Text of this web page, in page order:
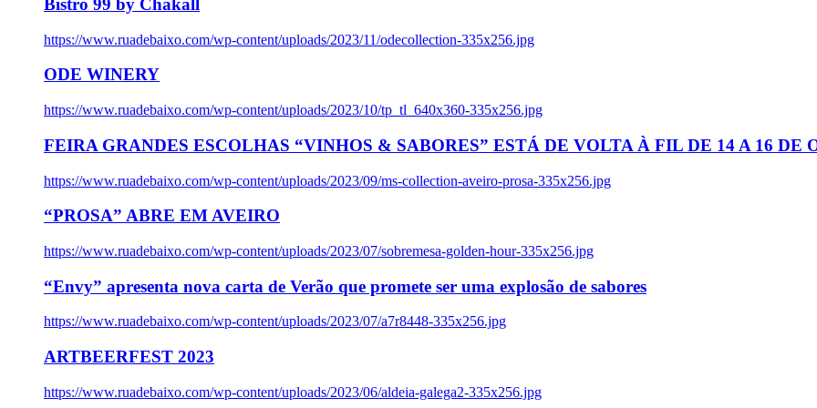
Bistro 99 by Chakall
https://www.ruadebaixo.com/wp-content/uploads/2023/11/odecollection-335x256.jpg
ODE WINERY
https://www.ruadebaixo.com/wp-content/uploads/2023/10/tp_tl_640x360-335x256.jpg
FEIRA GRANDES ESCOLHAS “VINHOS & SABORES” ESTÁ DE VOLTA À FIL DE 14 A 16 DE
https://www.ruadebaixo.com/wp-content/uploads/2023/09/ms-collection-aveiro-prosa-335x256.jpg
“PROSA” ABRE EM AVEIRO
https://www.ruadebaixo.com/wp-content/uploads/2023/07/sobremesa-golden-hour-335x256.jpg
“Envy” apresenta nova carta de Verão que promete ser uma explosão de sabores
https://www.ruadebaixo.com/wp-content/uploads/2023/07/a7r8448-335x256.jpg
ARTBEERFEST 2023
https://www.ruadebaixo.com/wp-content/uploads/2023/06/aldeia-galega2-335x256.jpg